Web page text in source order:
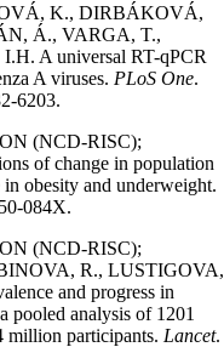
K., DIRBÁKOVÁ,
Á., VARGA, T.,
A universal RT-qPCR
A viruses. PLoS One.
6203.
(NCD-RISC);
of change in population
obesity and underweight.
084X.
(NCD-RISC);
R., LUSTIGOVA,
and progress in
pooled analysis of 1201
million participants. Lancet.